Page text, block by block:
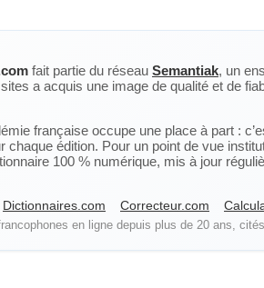
fait partie du réseau Semantiak, un
a acquis une image de qualité et de
française occupe une place à part :
chaque édition. Pour un point de vue
100 % numérique, mis à jour
Dictionnaires.com Correcteur.com
en ligne depuis plus de 20 ans,